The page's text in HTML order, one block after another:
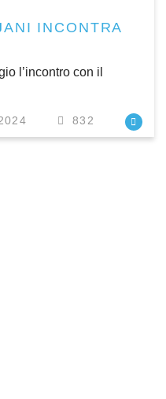
INCONTRA
l’incontro con il
832